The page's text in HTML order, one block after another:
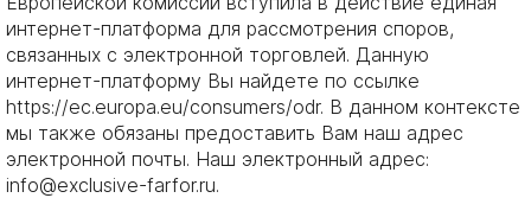
интернет-платформа для рассмотрения споров,
связанных с электронной торговлей. Данную
интернет-платформу Вы найдете по ссылке
https://ec.europa.eu/consumers/odr. В данном контексте
мы также обязаны предоставить Вам наш адрес
электронной почты. Наш электронный адрес:
info@exclusive-farfor.ru.